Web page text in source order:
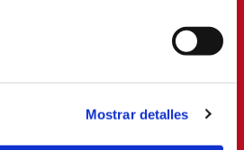
Mostrar detalles